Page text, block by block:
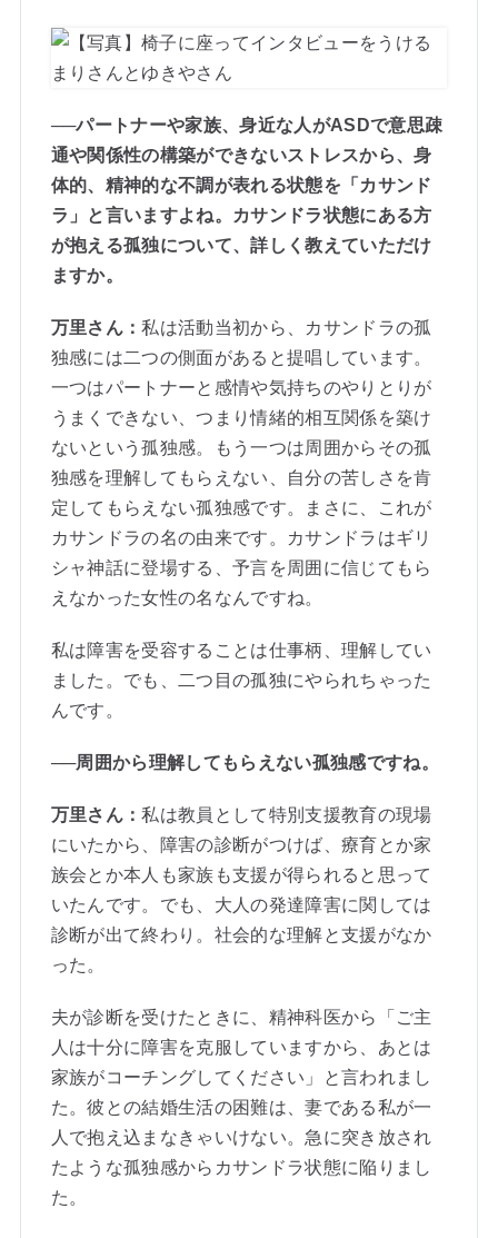
──パートナーや家族、身近な人がASDで意思疎
通や関係性の構築ができないストレスから、身
体的、精神的な不調が表れる状態を「カサンド
ラ」と言いますよね。カサンドラ状態にある方
が抱える孤独について、詳しく教えていただけ
ますか。
万里さん：私は活動当初から、カサンドラの孤
独感には二つの側面があると提唱しています。
一つはパートナーと感情や気持ちのやりとりが
うまくできない、つまり情緒的相互関係を築け
ないという孤独感。もう一つは周囲からその孤
独感を理解してもらえない、自分の苦しさを肯
定してもらえない孤独感です。まさに、これが
カサンドラの名の由来です。カサンドラはギリ
シャ神話に登場する、予言を周囲に信じてもら
えなかった女性の名なんですね。
私は障害を受容することは仕事柄、理解してい
ました。でも、二つ目の孤独にやられちゃった
んです。
──周囲から理解してもらえない孤独感ですね。
万里さん：私は教員として特別支援教育の現場
にいたから、障害の診断がつけば、療育とか家
族会とか本人も家族も支援が得られると思って
いたんです。でも、大人の発達障害に関しては
診断が出て終わり。社会的な理解と支援がなか
った。
夫が診断を受けたときに、精神科医から「ご主
人は十分に障害を克服していますから、あとは
家族がコーチングしてください」と言われまし
た。彼との結婚生活の困難は、妻である私が一
人で抱え込まなきゃいけない。急に突き放され
たような孤独感からカサンドラ状態に陥りまし
た。